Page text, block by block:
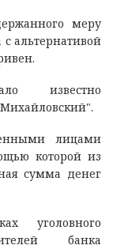
меру
альтернативой
известно
лицами
которой из
сумма денег
уголовного
банка